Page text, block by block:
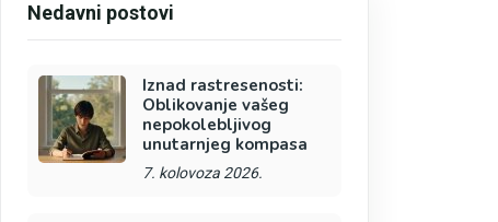
Nedavni postovi
Iznad rastresenosti:
Oblikovanje vašeg
nepokolebljivog
unutarnjeg kompasa
7. kolovoza 2026.